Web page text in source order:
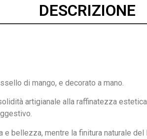
DESCRIZIONE
di mango, e decorato a mano.
artigianale alla raffinatezza
bellezza, mentre la finitura naturale